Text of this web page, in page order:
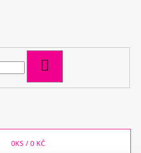
0KS / 0 KČ